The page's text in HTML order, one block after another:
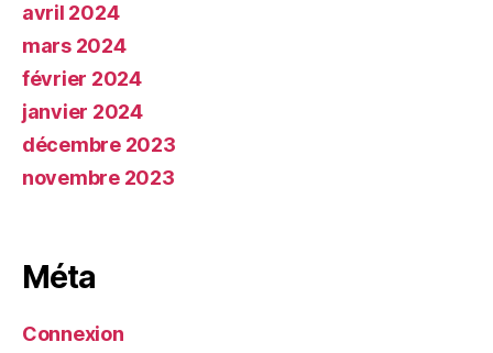
avril 2024
mars 2024
février 2024
janvier 2024
décembre 2023
novembre 2023
Méta
Connexion